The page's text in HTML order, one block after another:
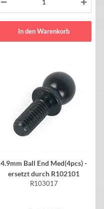
In den Warenkorb
4.9mm Ball End Med(4pcs) -
ersetzt durch R102101
R103017